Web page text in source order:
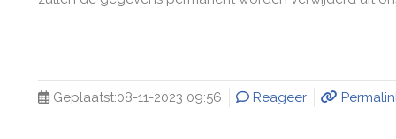
Geplaatst:08-11-2023 09:56 Reageer